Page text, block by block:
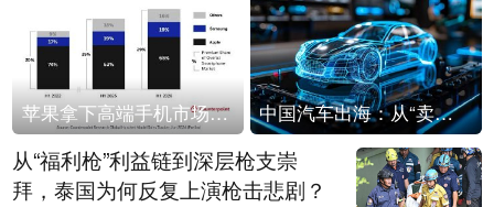
苹果拿下高端手机市场65%的份额：iPhone 17系列功不可没 中国汽车出海：从“卖出去”到“走进去”
从“福利枪”利益链到深层枪支崇
拜，泰国为何反复上演枪击悲剧？